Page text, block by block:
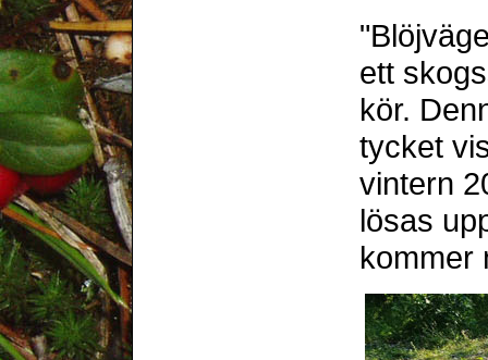
ett
kör.
tycket
vintern
lösas
kommer